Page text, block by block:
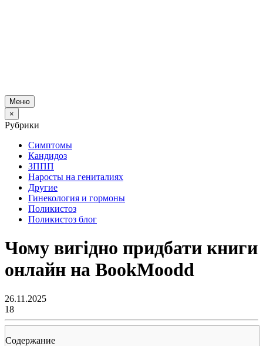
Меню
×
Рубрики
Симптомы
Кандидоз
ЗППП
Наросты на гениталиях
Другие
Гинекология и гормоны
Поликистоз
Поликистоз блог
Чому вигідно придбати книги
онлайн на BookMoodd
26.11.2025
18
Содержание